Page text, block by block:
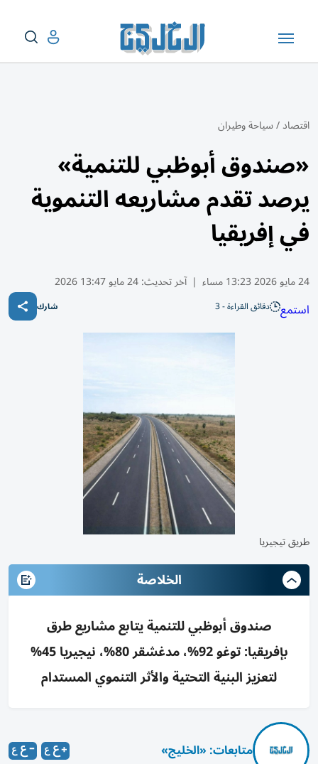
اقتصاد/سياحة وطيران
«صندوق أبوظبي للتنمية»
يرصد تقدم مشاريعه التنموية
في إفريقيا
24 مايو 2026 13:23 مساء | آخر تحديث:24 مايو 13:47 2026
استمع دقائق القراءة - 3 شارك
طريق تيجيريا
الخلاصة
صندوق أبوظبي للتنمية يتابع مشاريع طرق
بإفريقيا: توغو 92%، مدغشقر 80%، نيجيريا 45%
لتعزيز البنية التحتية والأثر التنموي المستدام
متابعات: «الخليج»